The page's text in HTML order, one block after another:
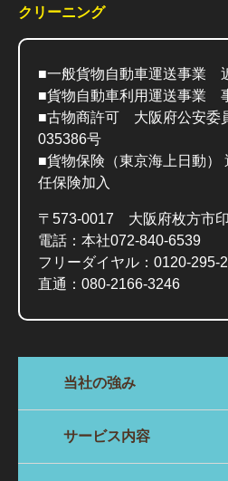
クリーニング
■一般貨物自動車運送事業
■貨物自動車利用運送事業
■古物商許可 大阪府公安委
035386号
■貨物保険（東京海上日動）
任保険加入
〒573-0017 大阪府枚方市
電話：本社072-840-6539
フリーダイヤル： 0120-295-
直通： 080-2166-3246
当社の強み
サービス内容